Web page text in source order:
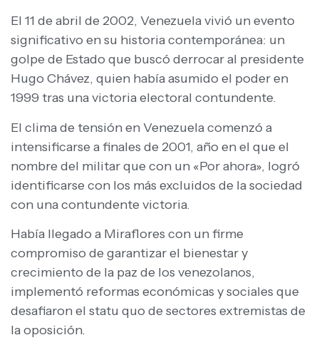
El 11 de abril de 2002, Venezuela vivió un evento
significativo en su historia contemporánea: un
golpe de Estado que buscó derrocar al presidente
Hugo Chávez, quien había asumido el poder en
1999 tras una victoria electoral contundente.
El clima de tensión en Venezuela comenzó a
intensificarse a finales de 2001, año en el que el
nombre del militar que con un «Por ahora», logró
identificarse con los más excluidos de la sociedad
con una contundente victoria.
Había llegado a Miraflores con un firme
compromiso de garantizar el bienestar y
crecimiento de la paz de los venezolanos,
implementó reformas económicas y sociales que
desafiaron el statu quo de sectores extremistas de
la oposición.